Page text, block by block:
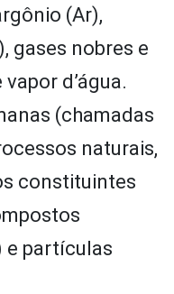
(Ar),
gases nobres e
d’água.
(chamadas
naturais,
constituintes
e partículas